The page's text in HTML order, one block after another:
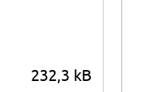
232,3 kB